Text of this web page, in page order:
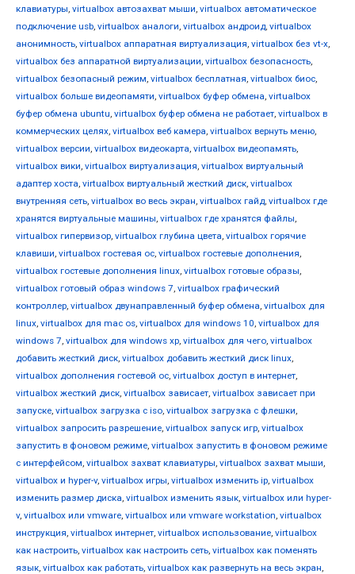
клавиатуры, virtualbox автозахват мыши, virtualbox автоматическое
подключение usb, virtualbox аналоги, virtualbox андроид, virtualbox
анонимность, virtualbox аппаратная виртуализация, virtualbox без vt-x,
virtualbox без аппаратной виртуализации, virtualbox безопасность,
virtualbox безопасный режим, virtualbox бесплатная, virtualbox биос,
virtualbox больше видеопамяти, virtualbox буфер обмена, virtualbox
буфер обмена ubuntu, virtualbox буфер обмена не работает, virtualbox в
коммерческих целях, virtualbox веб камера, virtualbox вернуть меню,
virtualbox версии, virtualbox видеокарта, virtualbox видеопамять,
virtualbox вики, virtualbox виртуализация, virtualbox виртуальный
адаптер хоста, virtualbox виртуальный жесткий диск, virtualbox
внутренняя сеть, virtualbox во весь экран, virtualbox гайд, virtualbox где
хранятся виртуальные машины, virtualbox где хранятся файлы,
virtualbox гипервизор, virtualbox глубина цвета, virtualbox горячие
клавиши, virtualbox гостевая ос, virtualbox гостевые дополнения,
virtualbox гостевые дополнения linux, virtualbox готовые образы,
virtualbox готовый образ windows 7, virtualbox графический
контроллер, virtualbox двунаправленный буфер обмена, virtualbox для
linux, virtualbox для mac os, virtualbox для windows 10, virtualbox для
windows 7, virtualbox для windows xp, virtualbox для чего, virtualbox
добавить жесткий диск, virtualbox добавить жесткий диск linux,
virtualbox дополнения гостевой ос, virtualbox доступ в интернет,
virtualbox жесткий диск, virtualbox зависает, virtualbox зависает при
запуске, virtualbox загрузка с iso, virtualbox загрузка с флешки,
virtualbox запросить разрешение, virtualbox запуск игр, virtualbox
запустить в фоновом режиме, virtualbox запустить в фоновом режиме
с интерфейсом, virtualbox захват клавиатуры, virtualbox захват мыши,
virtualbox и hyper-v, virtualbox игры, virtualbox изменить ip, virtualbox
изменить размер диска, virtualbox изменить язык, virtualbox или hyper-
v, virtualbox или vmware, virtualbox или vmware workstation, virtualbox
инструкция, virtualbox интернет, virtualbox использование, virtualbox
как настроить, virtualbox как настроить сеть, virtualbox как поменять
язык, virtualbox как работать, virtualbox как развернуть на весь экран,